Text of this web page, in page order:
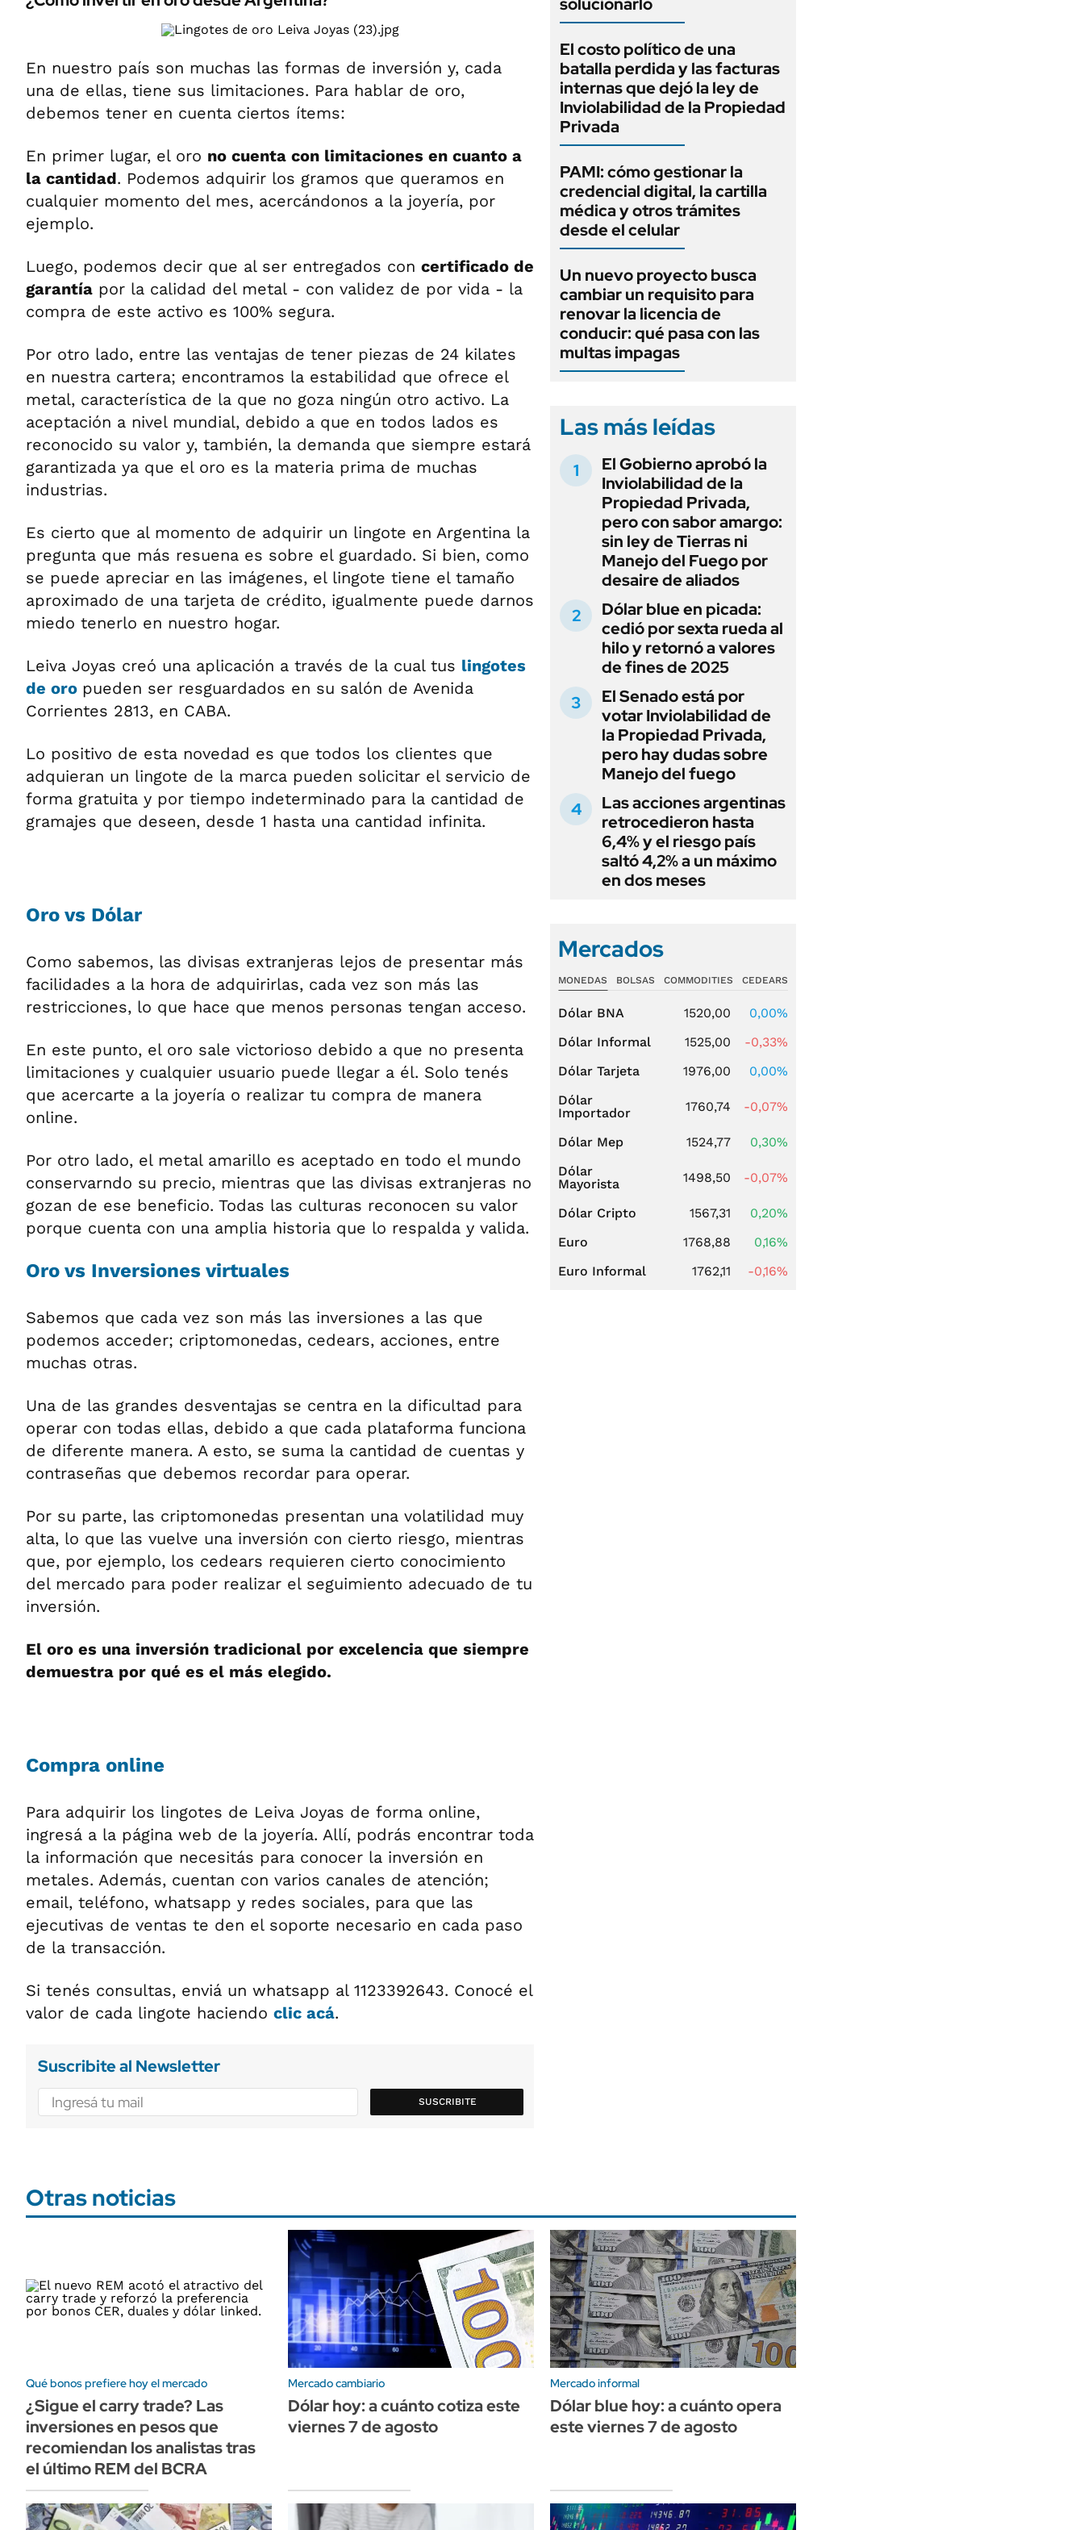
En nuestro país son muchas las formas de inversión y, cada
una de ellas, tiene sus limitaciones. Para hablar de oro,
debemos tener en cuenta ciertos ítems:
En primer lugar, el oro no cuenta con limitaciones en cuanto a
la cantidad. Podemos adquirir los gramos que queramos en
cualquier momento del mes, acercándonos a la joyería, por
ejemplo.
Luego, podemos decir que al ser entregados con certificado de
garantía por la calidad del metal - con validez de por vida - la
compra de este activo es 100% segura.
Por otro lado, entre las ventajas de tener piezas de 24 kilates
en nuestra cartera; encontramos la estabilidad que ofrece el
metal, característica de la que no goza ningún otro activo. La
aceptación a nivel mundial, debido a que en todos lados es
reconocido su valor y, también, la demanda que siempre estará
garantizada ya que el oro es la materia prima de muchas
industrias.
Es cierto que al momento de adquirir un lingote en Argentina la
pregunta que más resuena es sobre el guardado. Si bien, como
se puede apreciar en las imágenes, el lingote tiene el tamaño
aproximado de una tarjeta de crédito, igualmente puede darnos
miedo tenerlo en nuestro hogar.
Leiva Joyas creó una aplicación a través de la cual tus lingotes
de oro pueden ser resguardados en su salón de Avenida
Corrientes 2813, en CABA.
Lo positivo de esta novedad es que todos los clientes que
adquieran un lingote de la marca pueden solicitar el servicio de
forma gratuita y por tiempo indeterminado para la cantidad de
gramajes que deseen, desde 1 hasta una cantidad infinita.
Oro vs Dólar
Como sabemos, las divisas extranjeras lejos de presentar más
facilidades a la hora de adquirirlas, cada vez son más las
restricciones, lo que hace que menos personas tengan acceso.
En este punto, el oro sale victorioso debido a que no presenta
limitaciones y cualquier usuario puede llegar a él. Solo tenés
que acercarte a la joyería o realizar tu compra de manera
online.
Por otro lado, el metal amarillo es aceptado en todo el mundo
conservarndo su precio, mientras que las divisas extranjeras no
gozan de ese beneficio. Todas las culturas reconocen su valor
porque cuenta con una amplia historia que lo respalda y valida.
Oro vs Inversiones virtuales
Sabemos que cada vez son más las inversiones a las que
podemos acceder; criptomonedas, cedears, acciones, entre
muchas otras.
Una de las grandes desventajas se centra en la dificultad para
operar con todas ellas, debido a que cada plataforma funciona
de diferente manera. A esto, se suma la cantidad de cuentas y
contraseñas que debemos recordar para operar.
Por su parte, las criptomonedas presentan una volatilidad muy
alta, lo que las vuelve una inversión con cierto riesgo, mientras
que, por ejemplo, los cedears requieren cierto conocimiento
del mercado para poder realizar el seguimiento adecuado de tu
inversión.
El oro es una inversión tradicional por excelencia que siempre
demuestra por qué es el más elegido.
Compra online
Para adquirir los lingotes de Leiva Joyas de forma online,
ingresá a la página web de la joyería. Allí, podrás encontrar toda
la información que necesitás para conocer la inversión en
metales. Además, cuentan con varios canales de atención;
email, teléfono, whatsapp y redes sociales, para que las
ejecutivas de ventas te den el soporte necesario en cada paso
de la transacción.
Si tenés consultas, enviá un whatsapp al 1123392643. Conocé el
valor de cada lingote haciendo clic acá.
Suscribite al Newsletter
SUSCRIBITE
El costo político de una
batalla perdida y las facturas
internas que dejó la ley de
Inviolabilidad de la Propiedad
Privada
PAMI: cómo gestionar la
credencial digital, la cartilla
médica y otros trámites
desde el celular
Un nuevo proyecto busca
cambiar un requisito para
renovar la licencia de
conducir: qué pasa con las
multas impagas
Las más leídas
El Gobierno aprobó la
Inviolabilidad de la
Propiedad Privada,
pero con sabor amargo:
sin ley de Tierras ni
Manejo del Fuego por
desaire de aliados
Dólar blue en picada:
cedió por sexta rueda al
hilo y retornó a valores
de fines de 2025
El Senado está por
votar Inviolabilidad de
la Propiedad Privada,
pero hay dudas sobre
Manejo del fuego
Las acciones argentinas
retrocedieron hasta
6,4% y el riesgo país
saltó 4,2% a un máximo
en dos meses
Mercados
MONEDAS BOLSAS COMMODITIES CEDEARS
Dólar BNA 1520,00
0,00%
Dólar Informal
1525,00
-0,33%
Dólar Tarjeta
1976,00
0,00%
Dólar
Importador
1760,74 -0,07%
Dólar Mep 1524,77
0,30%
Dólar
Mayorista
1498,50 -0,07%
Dólar Cripto 1567,31
0,20%
Euro
1768,88
0,16%
Euro Informal
1762,11 -0,16%
Otras noticias
Qué bonos prefiere hoy el mercado
¿Sigue el carry trade? Las
inversiones en pesos que
recomiendan los analistas tras
el último REM del BCRA
Mercado cambiario
Dólar hoy: a cuánto cotiza este
viernes 7 de agosto
Mercado informal
Dólar blue hoy: a cuánto opera
este viernes 7 de agosto